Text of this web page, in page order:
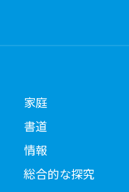
家庭
書道
情報
総合的な探究